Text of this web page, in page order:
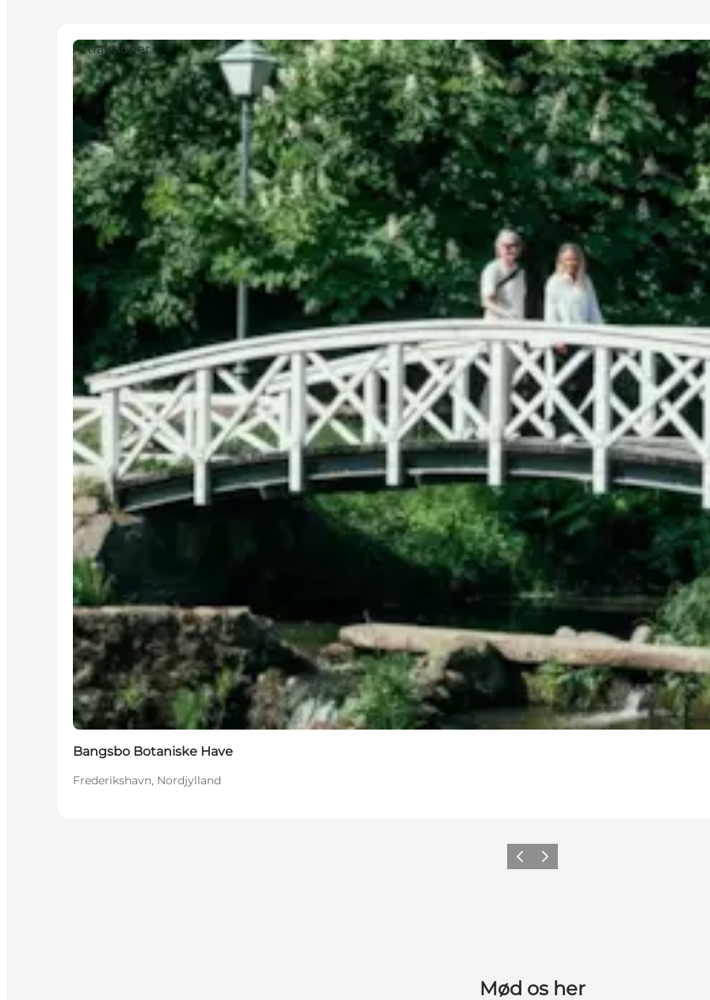
Attraktioner
Bangsbo Botaniske Have
Frederikshavn, Nordjylland
ForrigeNæste
Mød os her